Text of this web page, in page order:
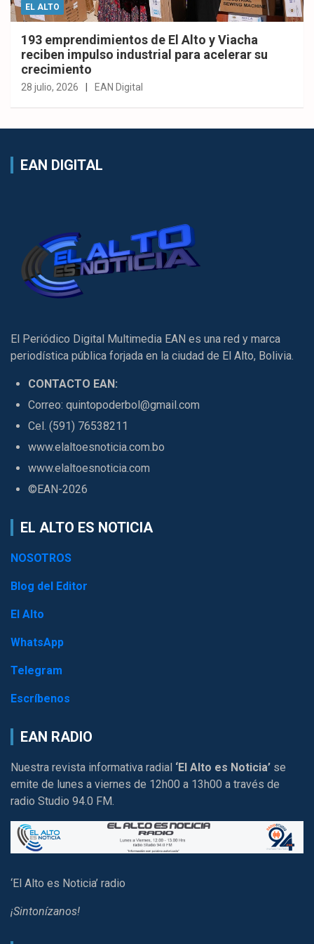
EL ALTO
193 emprendimientos de El Alto y Viacha
reciben impulso industrial para acelerar su
crecimiento
28 julio, 2026 EAN Digital
EAN DIGITAL
El Periódico Digital Multimedia EAN es una red y marca
periodística pública forjada en la ciudad de El Alto, Bolivia.
CONTACTO EAN:
Correo: quintopoderbol@gmail.com
Cel. (591) 76538211
www.elaltoesnoticia.com.bo
www.elaltoesnoticia.com
©EAN-2026
EL ALTO ES NOTICIA
NOSOTROS
Blog del Editor
El Alto
WhatsApp
Telegram
Escríbenos
EAN RADIO
Nuestra revista informativa radial ‘El Alto es Noticia’ se
emite de lunes a viernes de 12h00 a 13h00 a través de
radio Studio 94.0 FM.
‘El Alto es Noticia’ radio
¡Sintonízanos!